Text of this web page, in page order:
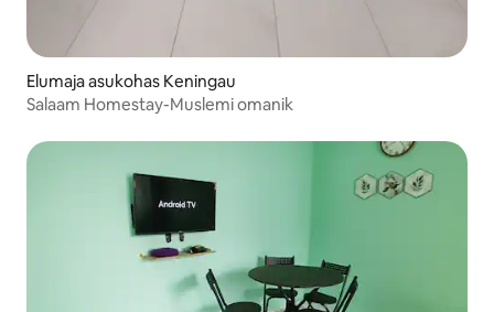
Elumaja asukohas Keningau
Salaam Homestay-Muslemi omanik